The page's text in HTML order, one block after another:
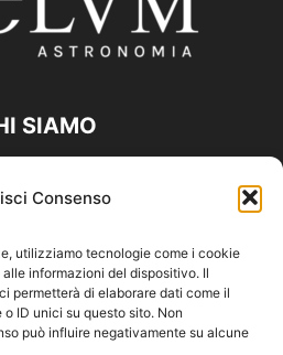
Consenso
utilizziamo tecnologie come i cookie
informazioni del dispositivo. Il
permetterà di elaborare dati come il
ID unici su questo sito. Non
può influire negativamente su alcune
SIAMO